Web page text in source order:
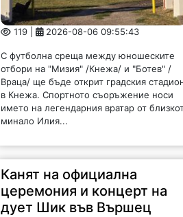
119 | 2026-08-06 09:55:43
С футболна среща между юношеските
отбори на "Мизия" /Кнежа/ и "Ботев" /
Враца/ ще бъде открит градския
в Кнежа. Спортното съоръжение носи
името на легендарния вратар от
минало Илия...
Канят на официална
церемония и концерт на
дует Шик във Вършец